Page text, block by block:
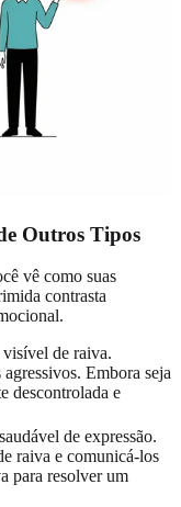
Outros Tipos
vê como suas
contrasta
visível de raiva.
Embora seja
descontrolada e
de expressão.
raiva e comunicá-los
para resolver um